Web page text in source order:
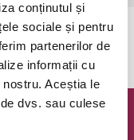
conținutul și
sociale și pentru
partenerilor de
informații cu
Aceștia le
dvs. sau culese